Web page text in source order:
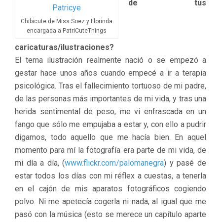
Chibicute de Miss Soez y Florinda
encargada a PatriCuteThings
de tus
caricaturas/ilustraciones?
El tema ilustración realmente nació o se empezó a
gestar hace unos años cuando empecé a ir a terapia
psicológica. Tras el fallecimiento tortuoso de mi padre,
de las personas más importantes de mi vida, y tras una
herida sentimental de peso, me vi enfrascada en un
fango que sólo me empujaba a estar y, con ello a pudrir
digamos, todo aquello que me hacía bien. En aquel
momento para mí la fotografía era parte de mi vida, de
mi día a día, (www.flickr.com/palomanegra) y pasé de
estar todos los días con mi réflex a cuestas, a tenerla
en el cajón de mis aparatos fotográficos cogiendo
polvo. Ni me apetecía cogerla ni nada, al igual que me
pasó con la música (esto se merece un capítulo aparte